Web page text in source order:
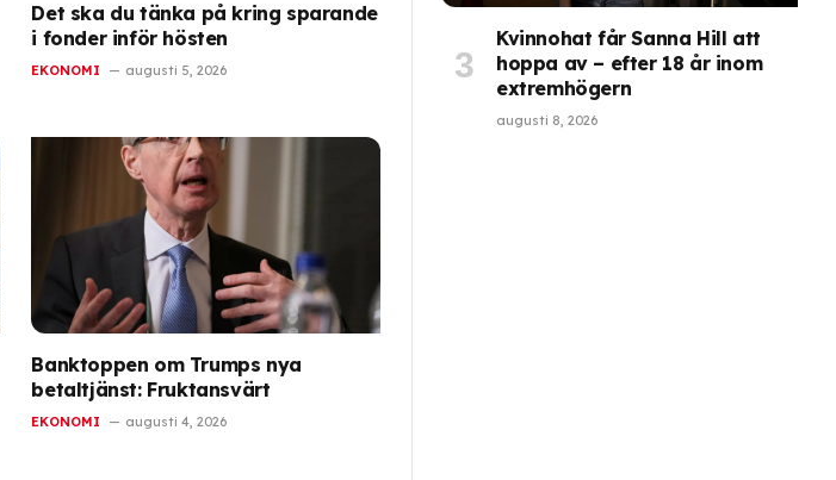
Det ska du tänka på kring sparande
i fonder inför hösten
EKONOMI augusti 5, 2026
Banktoppen om Trumps nya
betaltjänst: Fruktansvärt
EKONOMI augusti 4, 2026
Kvinnohat får Sanna Hill att
hoppa av – efter 18 år inom
extremhögern
augusti 8, 2026